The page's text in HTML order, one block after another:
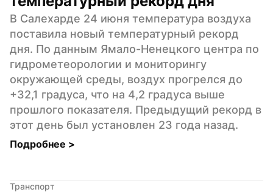
В Салехарде 24 июня температура воздуха
поставила новый температурный рекорд
дня. По данным Ямало-Ненецкого центра по
гидрометеорологии и мониторингу
окружающей среды, воздух прогрелся до
+32,1 градуса, что на 4,2 градуса выше
прошлого показателя. Предыдущий рекорд в
этот день был установлен 23 года назад.
Подробнее >
Транспорт